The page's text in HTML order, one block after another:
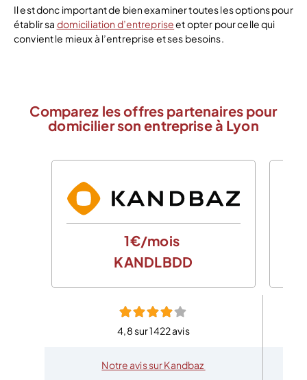
Il est donc important de bien examiner toutes les options pour
établir sa domiciliation d’entrepriseet opter pour celle qui
convient le mieux à l’entreprise et ses besoins.
Comparez les offres partenaires pour
domicilier son entreprise à Lyon
1€/mois
KANDLBDD
4,8 sur 1422 avis
Notre avis sur Kandbaz